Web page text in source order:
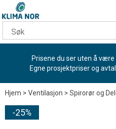
Prisene du ser uten å
Egne prosjektpriser og
Hjem>Ventilasjon>Spirorør og
25%